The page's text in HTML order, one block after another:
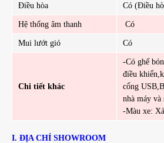
Điều hòa Có (Điều
Hệ thống âm thanh Có
Mui lướt gió Có
Chi tiết khác
-Có ghế
điều
cổng
nhà máy và
-Màu xe:
I. ĐỊA CHỈ SHOWROOM